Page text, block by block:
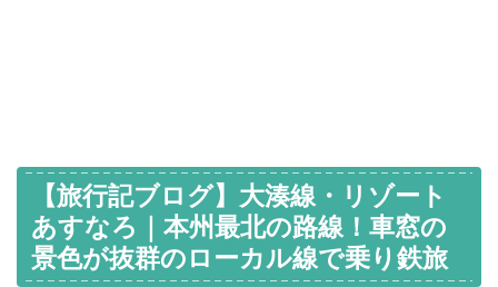
【旅行記ブログ】大湊線・リゾート
あすなろ｜本州最北の路線！車窓の
景色が抜群のローカル線で乗り鉄旅